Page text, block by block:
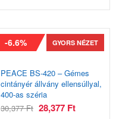
-6.6% GYORS NÉZET
PEACE BS-420 – Gémes
cintányér állvány ellensúllyal,
400-as széria
30,377Ft 28,377 Ft